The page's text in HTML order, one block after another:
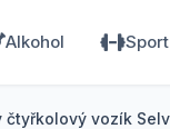
Alkohol Sport
čtyřkolový vozík